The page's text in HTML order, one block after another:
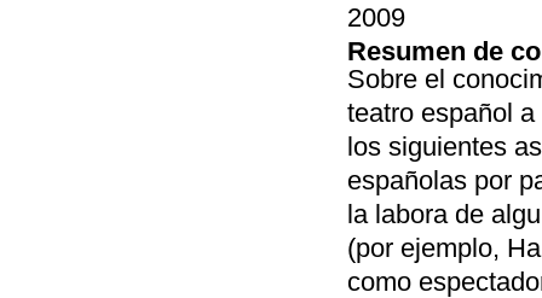
2009
Resumen de
Sobre el
teatro español
los siguientes
españolas por
la labora de
(por ejemplo,
como